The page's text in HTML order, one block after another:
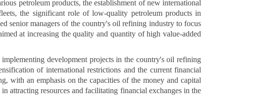
petroleum products, the establishment of new international
the significant role of low-quality petroleum products in
senior managers of the country's oil refining industry to focus
at increasing the quality and quantity of high value-added
development projects in the country's oil refining
of international restrictions and the current financial
with an emphasis on the capacities of the money and capital
attracting resources and facilitating financial exchanges in the